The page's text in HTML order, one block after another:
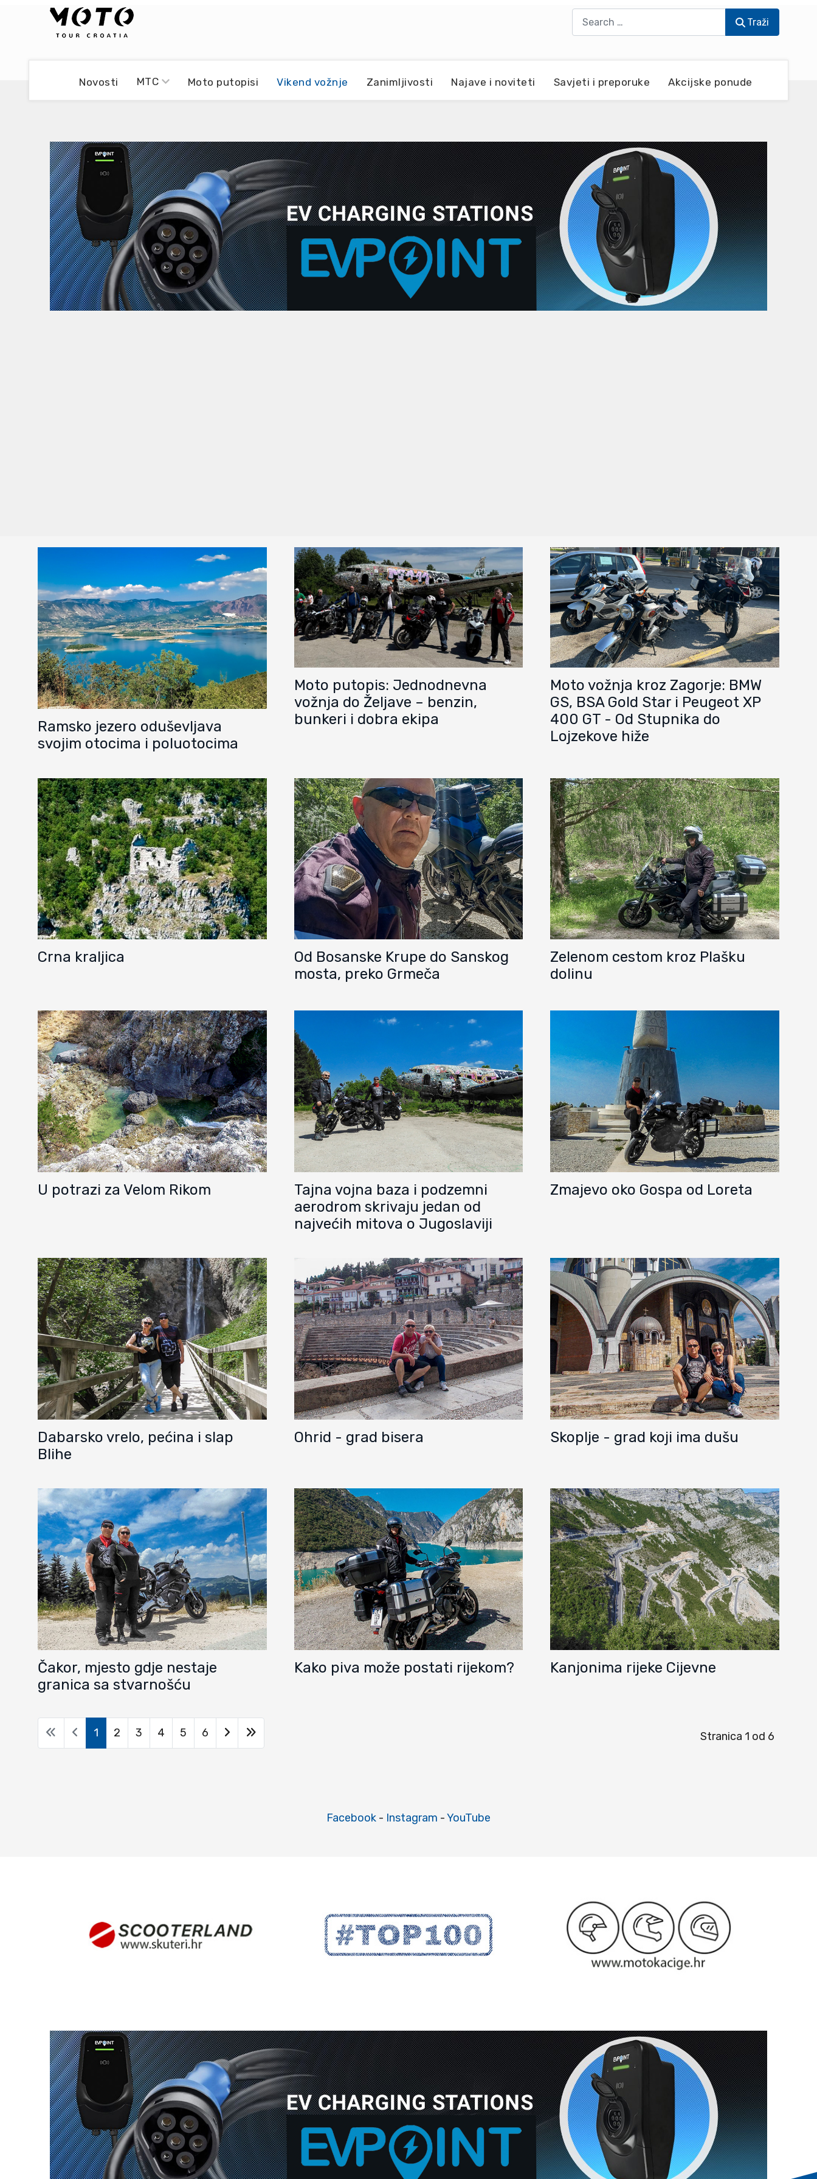
Traži
Novosti MTC Moto putopisi Vikend vožnje Zanimljivosti Najave i noviteti Savjeti i preporuke Akcijske ponude
Ramsko jezero oduševljava
svojim otocima i poluotocima
Moto putopis: Jednodnevna
vožnja do Željave – benzin,
bunkeri i dobra ekipa
Moto vožnja kroz Zagorje: BMW
GS, BSA Gold Star i Peugeot XP
400 GT - Od Stupnika do
Lojzekove hiže
Crna kraljica
Od Bosanske Krupe do Sanskog
mosta, preko Grmeča
Zelenom cestom kroz Plašku
dolinu
U potrazi za Velom Rikom
Tajna vojna baza i podzemni
aerodrom skrivaju jedan od
najvećih mitova o Jugoslaviji
Zmajevo oko Gospa od Loreta
Dabarsko vrelo, pećina i slap
Blihe
Ohrid - grad bisera Skoplje - grad koji ima dušu
Čakor, mjesto gdje nestaje
granica sa stvarnošću
Kako piva može postati rijekom? Kanjonima rijeke Cijevne
Stranica 1 od 6
1 2 3 4 5 6
Facebook - Instagram -YouTube
Moto servisi
Impressum
Damir Pritišanac - Prile
Dario Dinter - Moto TOZ
Igor Kreč - UmPaDrum
Igor Kukec Brmbi
Slaven Gajdek
MTC - Moto Tour Croatia
Moto putopisi
Vikend vožnje
Zanimljivost